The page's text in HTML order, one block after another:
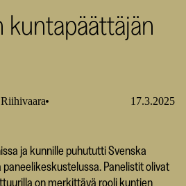
kuntapäättäjän
17.3.2025
ja kunnille puhututti Svenska
Panelistit olivat
on merkittävä rooli kuntien